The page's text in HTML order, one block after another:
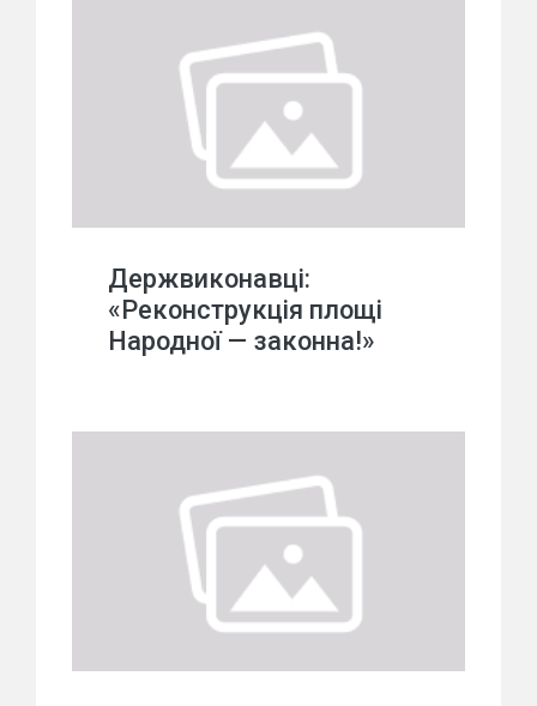
Держвиконавці:
«Реконструкція площі
Народної — законна!»